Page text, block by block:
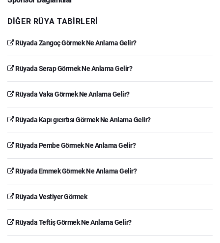
DIĞER RÜYA TABIRLERI
Rüyada Zangoç Görmek Ne Anlama Gelir?
Rüyada Serap Görmek Ne Anlama Gelir?
Rüyada Vaka Görmek Ne Anlama Gelir?
Rüyada Kapı gıcırtısı Görmek Ne Anlama Gelir?
Rüyada Pembe Görmek Ne Anlama Gelir?
Rüyada Emmek Görmek Ne Anlama Gelir?
Rüyada Vestiyer Görmek
Rüyada Teftiş Görmek Ne Anlama Gelir?